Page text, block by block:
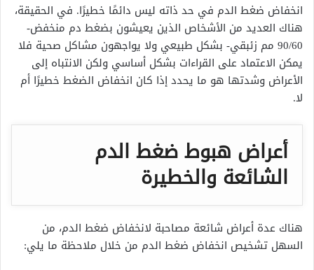
انخفاض ضغط الدم في حد ذاته ليس دائمًا خطيرًا. في الحقيقة،
هناك العديد من الأشخاص الذين يعيشون بضغط دم منخفض-
90/60 مم زئبقي- بشكل طبيعي ولا يواجهون مشاكل صحية فلا
يمكن الاعتماد على القراءات بشكل أساسي ولكن الانتباه إلى
الأعراض وشدتها هو ما يحدد إذا كان انخفاض الضغط خطيرًا أم
لا.
أعراض هبوط ضغط الدم
الشائعة والخطيرة
هناك عدة أعراض شائعة مصاحبة لانخفاض ضغط الدم، من
السهل تشخيص انخفاض ضغط الدم من خلال ملاحظة ما يلي: